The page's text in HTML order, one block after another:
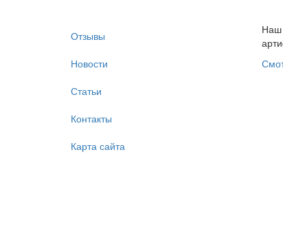
Отзывы
Новости
Статьи
Контакты
Карта сайта
Наш